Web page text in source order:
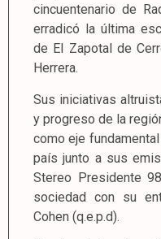
cincuentenario de
erradicó la última
de El Zapotal de
Herrera.
Sus iniciativas
y progreso de la
como eje
país junto a sus
Stereo Presidente
sociedad con su
Cohen (q.e.p.d).